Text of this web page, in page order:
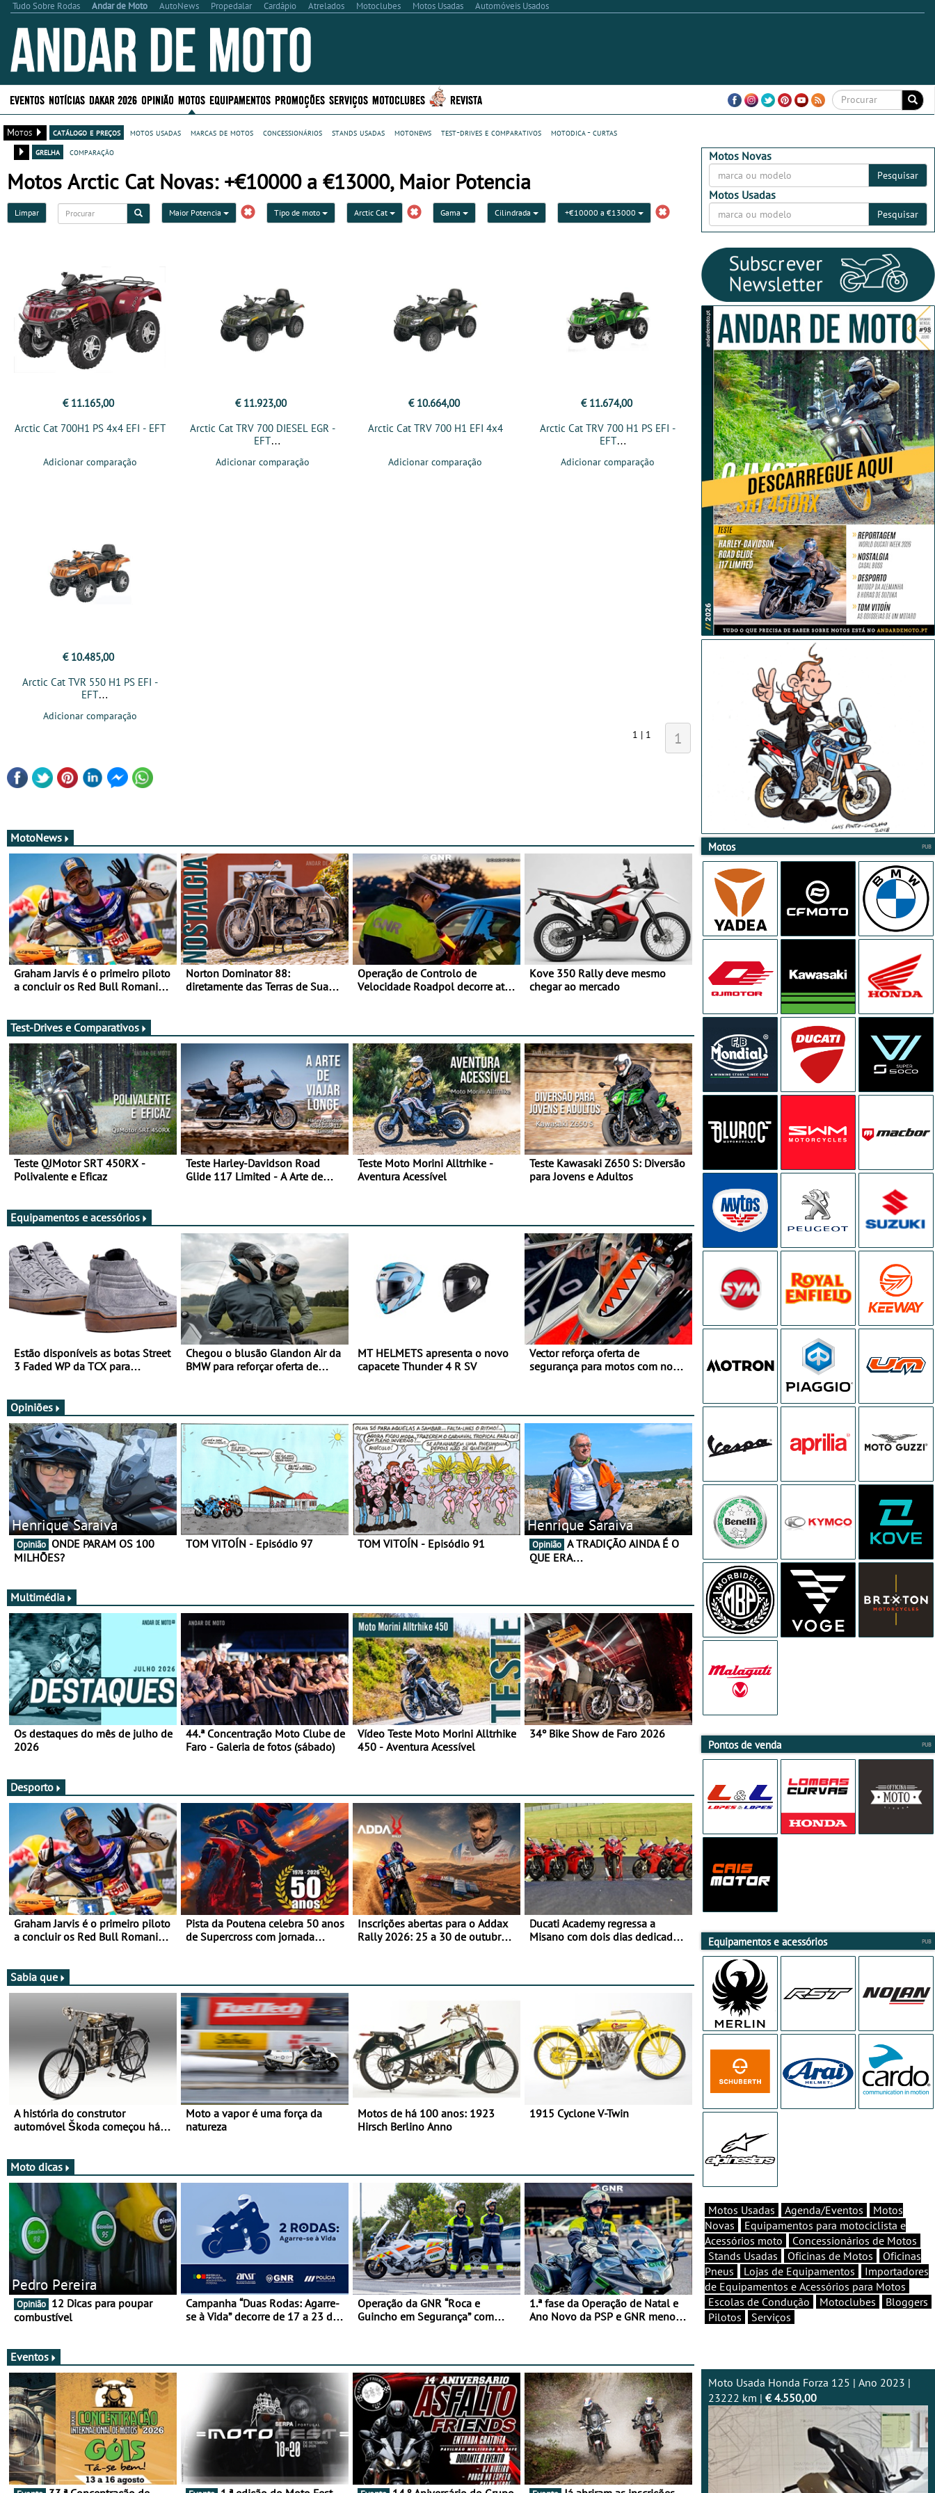
Tudo Sobre Rodas Andar de Moto AutoNews Propedalar Cardápio Atrelados Motoclubes Motos Usadas Automóveis Usados
EVENTOS NOTÍCIAS DAKAR 2026 OPINIÃO MOTOS EQUIPAMENTOS PROMOÇÕES SERVIÇOS MOTOCLUBES REVISTA
Motos catálogo e preços motos usadas marcas de motos concessionários stands usadas motonews test-drives e comparativos
motodica - curtas
grelha
comparação
Motos Arctic Cat Novas: +€10000 a €13000, Maior Potencia
Limpar Maior Potencia Tipo de moto Arctic Cat Gama Cilindrada +€10000 a €13000
€ 11.165,00
Arctic Cat 700H1 PS 4x4 EFI - EFT
Adicionar comparação
€ 11.923,00
Arctic Cat TRV 700 DIESEL EGR -
EFT
Adicionar comparação
€ 10.664,00
Arctic Cat TRV 700 H1 EFI 4x4
Adicionar comparação
€ 11.674,00
Arctic Cat TRV 700 H1 PS EFI -
EFT
Adicionar comparação
€ 10.485,00
Arctic Cat TVR 550 H1 PS EFI -
EFT
Adicionar comparação
1 | 1
1
MotoNews
Graham Jarvis é o primeiro piloto
a concluir os Red Bull Romaniacs
Norton Dominator 88:
diretamente das Terras de Sua
Operação de Controlo de
Velocidade Roadpol decorre até
Kove 350 Rally deve mesmo
chegar ao mercado
Test-Drives e Comparativos
Teste QJMotor SRT 450RX -
Polivalente e Eficaz
Teste Harley-Davidson Road
Glide 117 Limited - A Arte de
Teste Moto Morini Alltrhike -
Aventura Acessível
Teste Kawasaki Z650 S: Diversão
para Jovens e Adultos
Equipamentos e acessórios
Estão disponíveis as botas Street
3 Faded WP da TCX para
Chegou o blusão Glandon Air da
BMW para reforçar oferta de
MT HELMETS apresenta o novo
capacete Thunder 4 R SV
Vector reforça oferta de
segurança para motos com nova
Opiniões
Henrique Saraiva
Opinião
MILHÕES?
TOM VITOÍN - Episódio 97 TOM VITOÍN - Episódio 91
Henrique Saraiva
Opinião
QUE ERA…
Multimédia
Os destaques do mês de julho de
2026
44.ª Concentração Moto Clube de
Faro - Galeria de fotos (sábado)
Vídeo Teste Moto Morini Alltrhike
450 - Aventura Acessível
34º Bike Show de Faro 2026
Desporto
Graham Jarvis é o primeiro piloto
a concluir os Red Bull Romaniacs
Pista da Poutena celebra 50 anos
de Supercross com jornada
Inscrições abertas para o Addax
Rally 2026: 25 a 30 de outubro -
Ducati Academy regressa a
Misano com dois dias dedicados
Sabia que
A história do construtor
automóvel Škoda começou há
Moto a vapor é uma força da
natureza
Motos de há 100 anos: 1923
Hirsch Berlino Anno
1915 Cyclone V-Twin
Moto dicas
Pedro Pereira
Opinião
combustível
Campanha “Duas Rodas: Agarre-
se à Vida” decorre de 17 a 23 de
Operação da GNR “Roca e
Guincho em Segurança” com
1.ª fase da Operação de Natal e
Ano Novo da PSP e GNR menos
Eventos
Motos Novas
Pesquisar
Motos Usadas
Pesquisar
Motos
Pontos de venda
Equipamentos e acessórios
Motos Usadas Agenda/Eventos
Motos
Novas
Equipamentos para motociclista e
Acessórios moto
Concessionários de Motos
Stands Usadas
Oficinas de Motos
Oficinas
Pneus
Lojas de Equipamentos
Importadores
de Equipamentos e Acessórios para Motos
Escolas de Condução
Motoclubes
Bloggers
Pilotos
Serviços
Moto Usada Honda Forza 125 | Ano 2023 |
23222 km | € 4.550,00